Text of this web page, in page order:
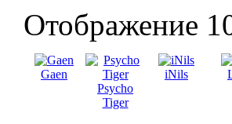
Отображение
Gaen
Psycho
Tiger
iNils